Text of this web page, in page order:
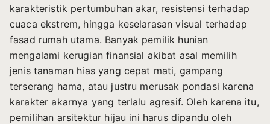
karakteristik pertumbuhan akar, resistensi terhadap
cuaca ekstrem, hingga keselarasan visual terhadap
fasad rumah utama. Banyak pemilik hunian
mengalami kerugian finansial akibat asal memilih
jenis tanaman hias yang cepat mati, gampang
terserang hama, atau justru merusak pondasi karena
karakter akarnya yang terlalu agresif. Oleh karena itu,
pemilihan arsitektur hijau ini harus dipandu oleh